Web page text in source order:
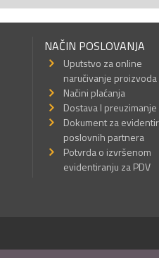
NAČIN POSLOVANJA
Uputstvo za online
naručivanje proizvoda
Načini plaćanja
Dostava I
Dokument za
poslovnih partnera
Potvrda o izvršenom
evidentiranju za PDV